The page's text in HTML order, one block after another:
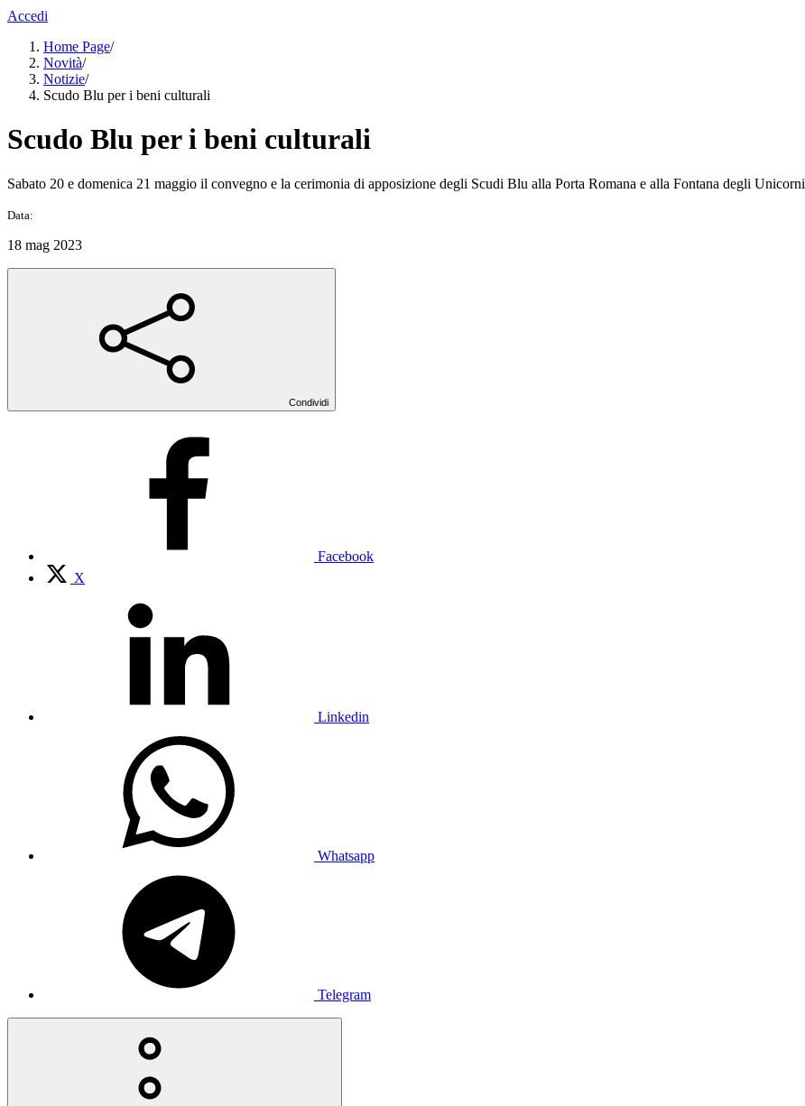
Accedi
Home Page/
Novità/
Notizie/
Scudo Blu per i beni culturali
Scudo Blu per i beni culturali
Sabato 20 e domenica 21 maggio il convegno e la cerimonia di apposizione degli Scudi Blu alla Porta Romana e alla Fontana degli Unicorni
Data:
18 mag 2023
Condividi
Facebook
X
Linkedin
Whatsapp
Telegram